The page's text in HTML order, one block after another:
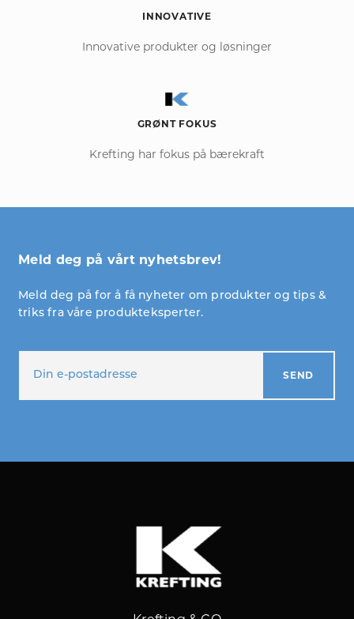
INNOVATIVE
Innovative produkter og løsninger
GRØNT FOKUS
Krefting har fokus på bærekraft
Meld deg på vårt nyhetsbrev!
Meld deg på for å få nyheter om produkter og tips &
triks fra våre produkteksperter.